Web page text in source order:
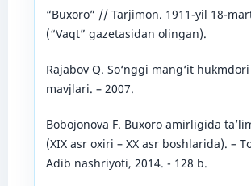
“Buxoro” // Tarjimon. 1911-yil 18-
(“Vaqt” gazetasidan olingan).
Rajabov Q. So‘nggi mang‘it
mavjlari. – 2007.
Bobojonova F. Buxoro amirligida
(XIX asr oxiri – XX asr boshlarida). –
Adib nashriyoti, 2014. - 128 b.